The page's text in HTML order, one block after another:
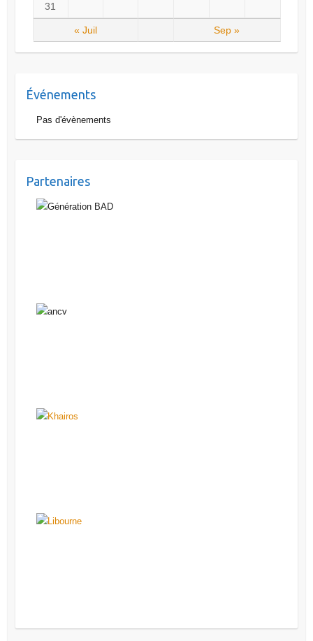
31
« Juil Sep »
Événements
Pas d'évènements
Partenaires